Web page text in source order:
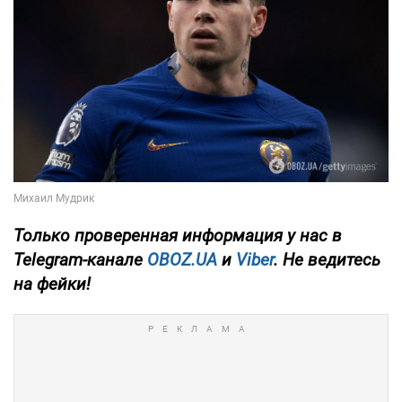
Только проверенная информация у нас в
Telegram-канале OBOZ.UA и Viber. Не ведитесь
на фейки!